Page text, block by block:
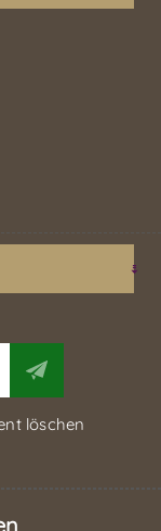
löschen